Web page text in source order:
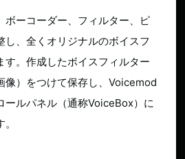
ボーコーダー、フィルター、ピ
し、全くオリジナルのボイスフ
す。作成したボイスフィルター
像）をつけて保存し、Voicemod
ールパネル（通称VoiceBox）に